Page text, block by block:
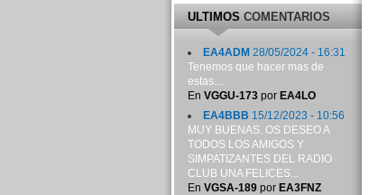
ULTIMOSCOMENTARIOS
EA4ADM 28/05/2024 - 16:31
Tenemos que hacer mas de
estas....
En VGGU-173por EA4LO
EA4BBB 15/12/2023 - 10:56
MUY BUENAS. OS DESEO A
TODOS LOS AMIGOS Y
SIMPATIZANTES DEL RADIO
CLUB UNA FELICES...
En VGSA-189por EA3FNZ